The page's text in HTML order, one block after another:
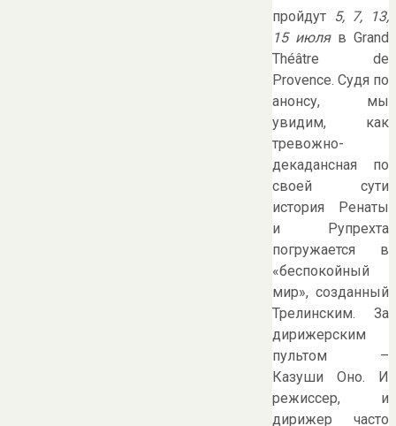
пройдут 5, 7, 13,
15 июля в Grand
Théâtre de
Provence. Судя по
анонсу, мы
увидим, как
тревожно-
декадансная по
своей сути
история Ренаты
и Рупрехта
погружается в
«беспокойный
мир», созданный
Трелинским. За
дирижерским
пультом –
Казуши Оно. И
режиссер, и
дирижер часто